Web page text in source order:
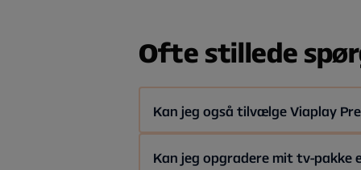
Kanalerne er inkluderet i vores
Ofte stillede
Kan jeg også tilvælge Viaplay
For 499 kr./md. kan du fåViaplay
Kan jeg opgradere mit tv-